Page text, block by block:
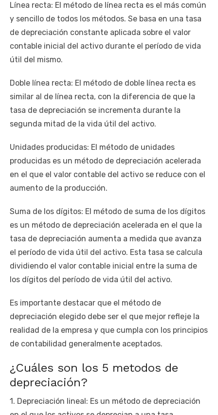
Línea recta: El método de línea recta es el más común
y sencillo de todos los métodos. Se basa en una tasa
de depreciación constante aplicada sobre el valor
contable inicial del activo durante el período de vida
útil del mismo.
Doble línea recta: El método de doble línea recta es
similar al de línea recta, con la diferencia de que la
tasa de depreciación se incrementa durante la
segunda mitad de la vida útil del activo.
Unidades producidas: El método de unidades
producidas es un método de depreciación acelerada
en el que el valor contable del activo se reduce con el
aumento de la producción.
Suma de los dígitos: El método de suma de los dígitos
es un método de depreciación acelerada en el que la
tasa de depreciación aumenta a medida que avanza
el período de vida útil del activo. Esta tasa se calcula
dividiendo el valor contable inicial entre la suma de
los dígitos del período de vida útil del activo.
Es importante destacar que el método de
depreciación elegido debe ser el que mejor refleje la
realidad de la empresa y que cumpla con los principios
de contabilidad generalmente aceptados.
¿Cuáles son los 5 metodos de
depreciación?
1. Depreciación lineal: Es un método de depreciación